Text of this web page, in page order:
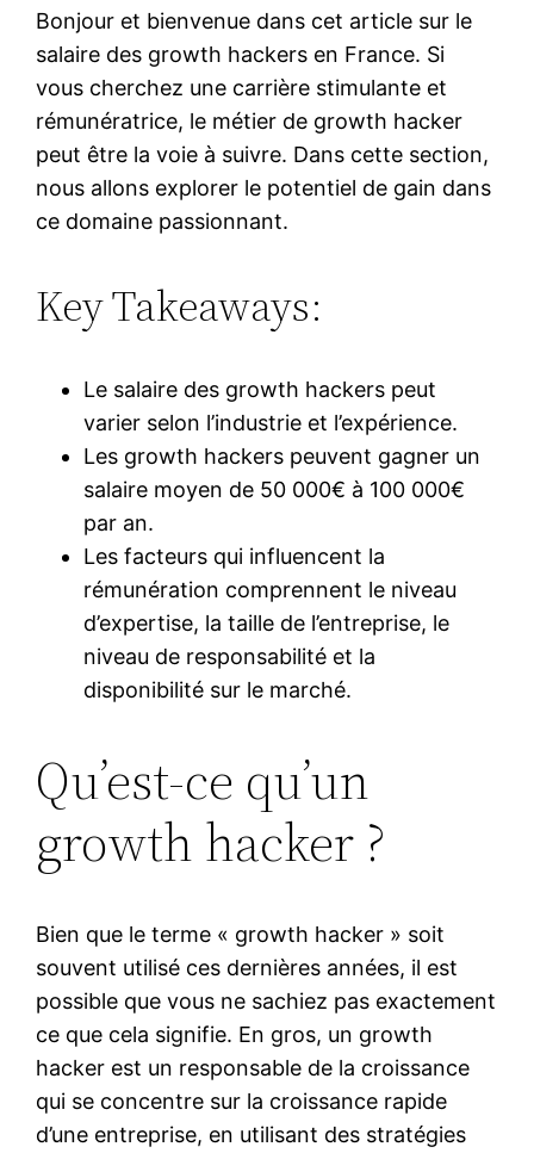
Bonjour et bienvenue dans cet article sur le
salaire des growth hackers en France. Si
vous cherchez une carrière stimulante et
rémunératrice, le métier de growth hacker
peut être la voie à suivre. Dans cette section,
nous allons explorer le potentiel de gain dans
ce domaine passionnant.
Key Takeaways:
Le salaire des growth hackers peut
varier selon l’industrie et l’expérience.
Les growth hackers peuvent gagner un
salaire moyen de 50 000€ à 100 000€
par an.
Les facteurs qui influencent la
rémunération comprennent le niveau
d’expertise, la taille de l’entreprise, le
niveau de responsabilité et la
disponibilité sur le marché.
Qu’est-ce qu’un
growth hacker ?
Bien que le terme « growth hacker » soit
souvent utilisé ces dernières années, il est
possible que vous ne sachiez pas exactement
ce que cela signifie. En gros, un growth
hacker est un responsable de la croissance
qui se concentre sur la croissance rapide
d’une entreprise, en utilisant des stratégies